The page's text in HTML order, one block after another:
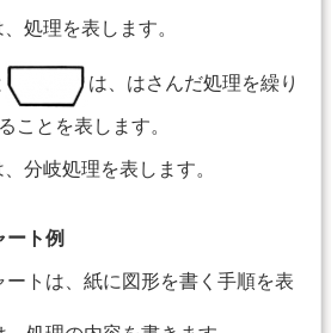
、処理を表します。
は、はさんだ処理を繰り
ことを表します。
、分岐処理を表します。
ート例
ートは、紙に図形を書く手順を表